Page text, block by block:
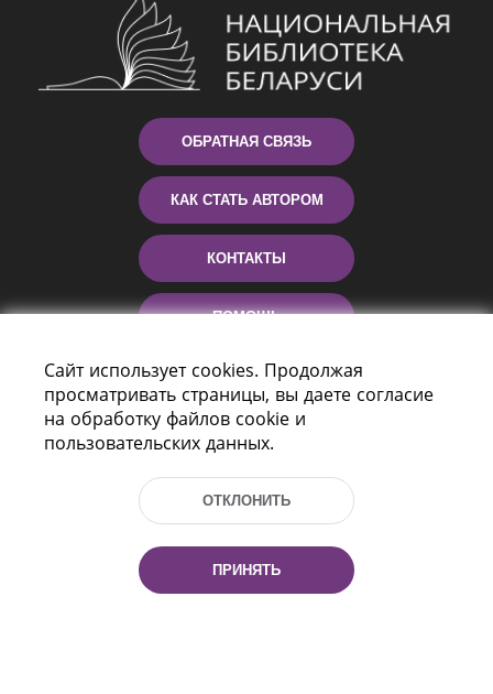
ОБРАТНАЯ СВЯЗЬ
КАК СТАТЬ АВТОРОМ
КОНТАКТЫ
ПОМОЩЬ
Пр-т Независимости 116
г. Минск, Республика Беларусь, 220114
Тел.: (+375 17) 368 37 37, Факс: (+375 17)
Сайт использует cookies. Продолжая
просматривать страницы, вы даете согласие
на обработку файлов cookie и
пользовательских данных.
ОТКЛОНИТЬ
ПРИНЯТЬ